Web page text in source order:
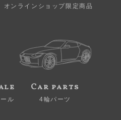
オンラインショップ限定商品
ル
Car parts
4輪パーツ